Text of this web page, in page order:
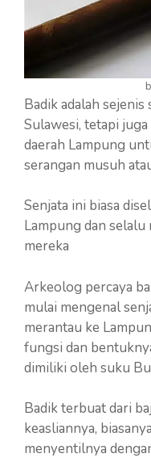
Badik adalah
Sulawesi, tetapi
daerah Lampung
serangan musuh
Senjata ini biasa
Lampung dan
mereka
Arkeolog percaya
mulai mengenal
merantau ke
fungsi dan
dimiliki oleh suku
Badik terbuat dari
keasliannya,
menyentilnya